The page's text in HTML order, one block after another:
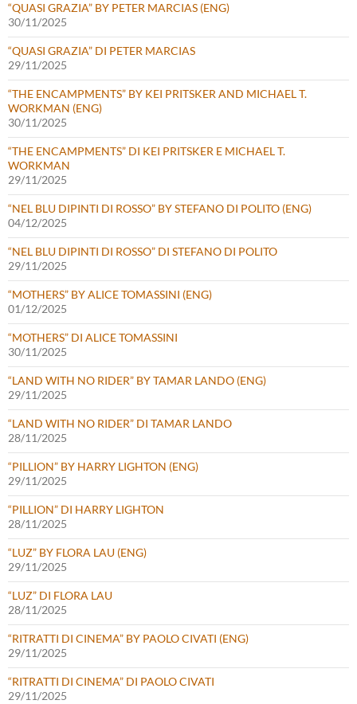
“QUASI GRAZIA” BY PETER MARCIAS (ENG)
30/11/2025
“QUASI GRAZIA” DI PETER MARCIAS
29/11/2025
“THE ENCAMPMENTS” BY KEI PRITSKER AND MICHAEL T.
WORKMAN (ENG)
30/11/2025
“THE ENCAMPMENTS” DI KEI PRITSKER E MICHAEL T.
WORKMAN
29/11/2025
“NEL BLU DIPINTI DI ROSSO” BY STEFANO DI POLITO (ENG)
04/12/2025
“NEL BLU DIPINTI DI ROSSO” DI STEFANO DI POLITO
29/11/2025
“MOTHERS” BY ALICE TOMASSINI (ENG)
01/12/2025
“MOTHERS” DI ALICE TOMASSINI
30/11/2025
“LAND WITH NO RIDER” BY TAMAR LANDO (ENG)
29/11/2025
“LAND WITH NO RIDER” DI TAMAR LANDO
28/11/2025
“PILLION” BY HARRY LIGHTON (ENG)
29/11/2025
“PILLION” DI HARRY LIGHTON
28/11/2025
“LUZ” BY FLORA LAU (ENG)
29/11/2025
“LUZ” DI FLORA LAU
28/11/2025
“RITRATTI DI CINEMA” BY PAOLO CIVATI (ENG)
29/11/2025
“RITRATTI DI CINEMA” DI PAOLO CIVATI
29/11/2025